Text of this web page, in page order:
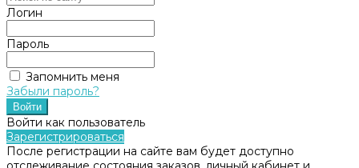
Логин
Пароль
Запомнить меня
Забыли пароль?
Войти как пользователь
Зарегистрироваться
После регистрации на сайте вам будет доступно